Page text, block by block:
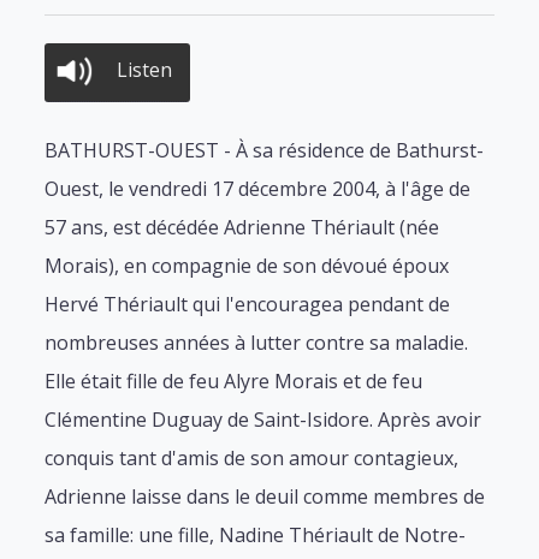
Listen
BATHURST-OUEST - À sa résidence de Bathurst-
Ouest, le vendredi 17 décembre 2004, à l'âge de
57 ans, est décédée Adrienne Thériault (née
Morais), en compagnie de son dévoué époux
Hervé Thériault qui l'encouragea pendant de
nombreuses années à lutter contre sa maladie.
Elle était fille de feu Alyre Morais et de feu
Clémentine Duguay de Saint-Isidore. Après avoir
conquis tant d'amis de son amour contagieux,
Adrienne laisse dans le deuil comme membres de
sa famille: une fille, Nadine Thériault de Notre-